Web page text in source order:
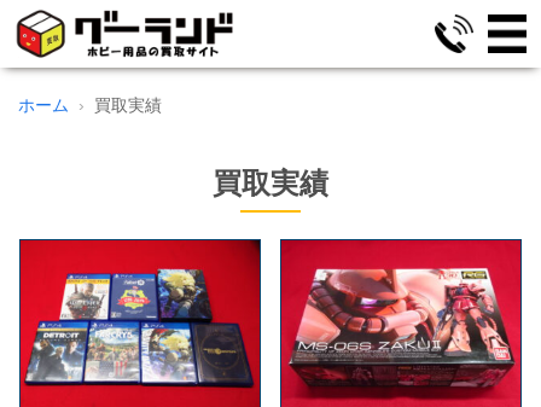
ホーム 買取実績
買取実績